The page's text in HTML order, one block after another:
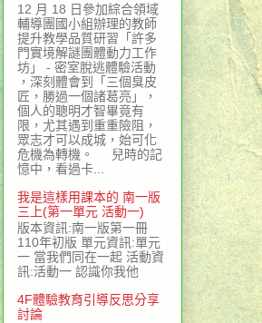
12 月 18 日參加綜合領域
輔導團國小組辦理的教師
提升教學品質研習「許多
門實境解謎團體動力工作
坊」 - 密室脫逃體驗活動
，深刻體會到「三個臭皮
匠，勝過一個諸葛亮」，
個人的聰明才智畢竟有
限，尤其遇到重重險阻，
眾志才可以成城，始可化
危機為轉機。 兒時的記
憶中，看過卡...
我是這樣用課本的 南一版
三上(第一單元 活動一)
版本資訊:南一版第一冊
110年初版 單元資訊:單元
一 當我們同在一起 活動資
訊:活動一 認識你我他
4F體驗教育引導反思分享
討論